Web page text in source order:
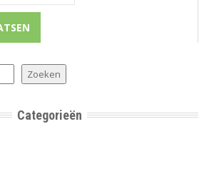
Zoeken
Categorieën